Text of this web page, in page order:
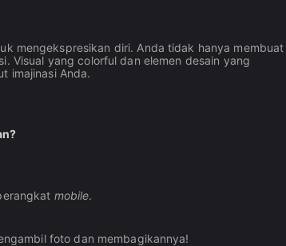
mengekspresikan diri. Anda tidak hanya membuat
Visual yang colorful dan elemen desain yang
imajinasi Anda.
mobile.
foto dan membagikannya!